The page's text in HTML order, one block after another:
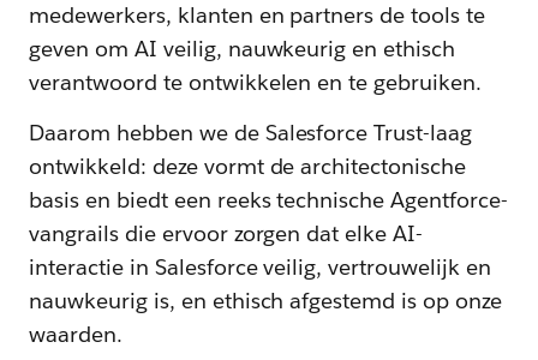
medewerkers, klanten en partners de tools te
geven om AI veilig, nauwkeurig en ethisch
verantwoord te ontwikkelen en te gebruiken.
Daarom hebben we de Salesforce Trust-laag
ontwikkeld: deze vormt de architectonische
basis en biedt een reeks technische Agentforce-
vangrails die ervoor zorgen dat elke AI-
interactie in Salesforce veilig, vertrouwelijk en
nauwkeurig is, en ethisch afgestemd is op onze
waarden.